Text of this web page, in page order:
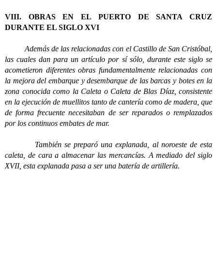
VIII. OBRAS EN EL PUERTO DE SANTA CRUZ
DURANTE EL SIGLO XVI
Además de las relacionadas con el Castillo de San Cristóbal,
las cuales dan para un artículo por sí sólo, durante este siglo se
acometieron diferentes obras fundamentalmente relacionadas con
la mejora del embarque y desembarque de las barcas y botes en la
zona conocida como la Caleta o Caleta de Blas Díaz, consistente
en la ejecución de muellitos tanto de cantería como de madera, que
de forma frecuente necesitaban de ser reparados o remplazados
por los continuos embates de mar.
También se preparó una explanada, al noroeste de esta
caleta, de cara a almacenar las mercancías. A mediado del siglo
XVII, esta explanada pasa a ser una batería de artillería.